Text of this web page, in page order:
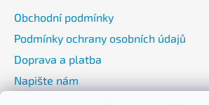
Obchodní podmínky
Podmínky ochrany osobních údajů
Doprava a platba
Napište nám